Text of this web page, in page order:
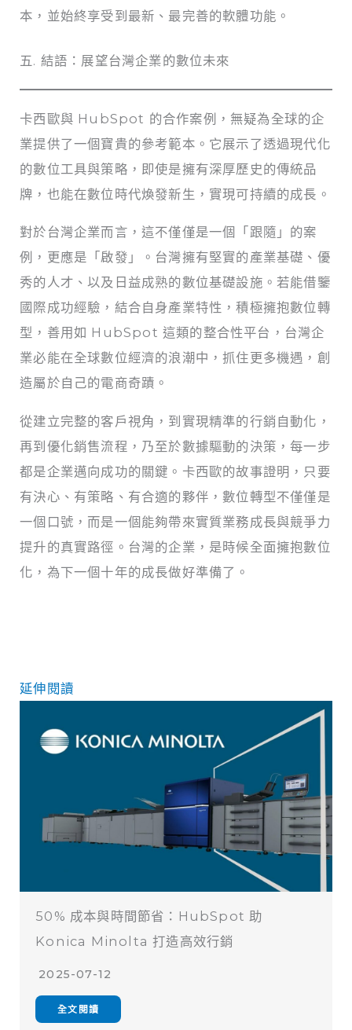
本，並始終享受到最新、最完善的軟體功能。
五. 結語：展望台灣企業的數位未來
卡西歐與 HubSpot 的合作案例，無疑為全球的企
業提供了一個寶貴的參考範本。它展示了透過現代化
的數位工具與策略，即使是擁有深厚歷史的傳統品
牌，也能在數位時代煥發新生，實現可持續的成長。
對於台灣企業而言，這不僅僅是一個「跟隨」的案
例，更應是「啟發」。台灣擁有堅實的產業基礎、優
秀的人才、以及日益成熟的數位基礎設施。若能借鑒
國際成功經驗，結合自身產業特性，積極擁抱數位轉
型，善用如 HubSpot 這類的整合性平台，台灣企
業必能在全球數位經濟的浪潮中，抓住更多機遇，創
造屬於自己的電商奇蹟。
從建立完整的客戶視角，到實現精準的行銷自動化，
再到優化銷售流程，乃至於數據驅動的決策，每一步
都是企業邁向成功的關鍵。卡西歐的故事證明，只要
有決心、有策略、有合適的夥伴，數位轉型不僅僅是
一個口號，而是一個能夠帶來實質業務成長與競爭力
提升的真實路徑。台灣的企業，是時候全面擁抱數位
化，為下一個十年的成長做好準備了。
延伸閱讀
50% 成本與時間節省：HubSpot 助
Konica Minolta 打造高效行銷
2025-07-12
全文閱讀